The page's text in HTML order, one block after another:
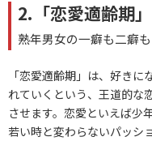
2.「恋愛適齢期」
熟年男女の一癖も二癖
「恋愛適齢期」は、好き
れていくという、王道的な
させます。恋愛といえば少
若い時と変わらないパッシ